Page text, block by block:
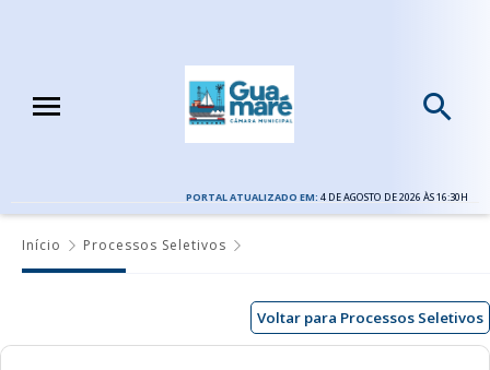
PORTAL ATUALIZADO EM: 4 DE AGOSTO DE 2026 ÀS 16:30H
Início Processos Seletivos
Voltar para Processos Seletivos